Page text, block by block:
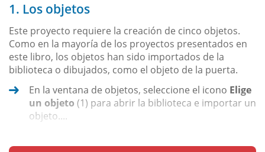
1. Los objetos
Este proyecto requiere la creación de cinco objetos.
Como en la mayoría de los proyectos presentados en
este libro, los objetos han sido importados de la
biblioteca o dibujados, como el objeto de la puerta.
En la ventana de objetos, seleccione el icono Elige
un objeto (1) para abrir la biblioteca e importar un
objeto....